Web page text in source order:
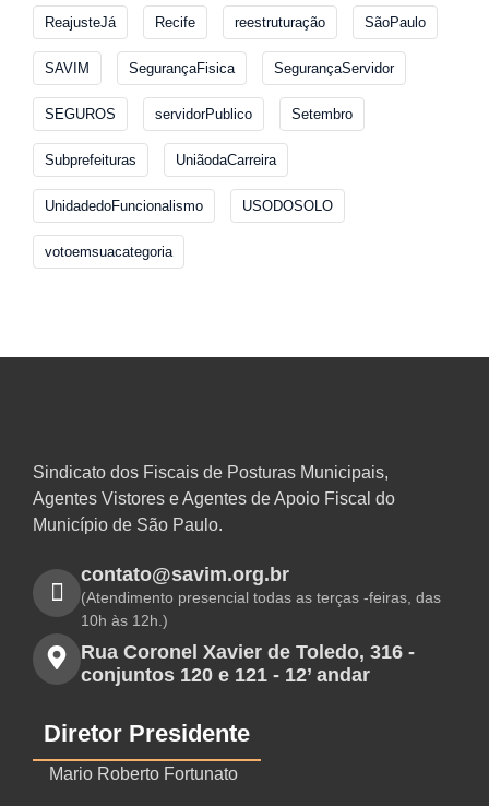
ReajusteJá Recife reestruturação SãoPaulo
SAVIM SegurançaFisica SegurançaServidor
SEGUROS servidorPublico Setembro
Subprefeituras UniãodaCarreira
UnidadedoFuncionalismo USODOSOLO
votoemsuacategoria
Sindicato dos Fiscais de Posturas Municipais,
Agentes Vistores e Agentes de Apoio Fiscal do
Município de São Paulo.
contato@savim.org.br
(Atendimento presencial todas as terças -feiras, das
10h às 12h.)
Rua Coronel Xavier de Toledo, 316 -
conjuntos 120 e 121 - 12’ andar
Diretor Presidente
Mario Roberto Fortunato